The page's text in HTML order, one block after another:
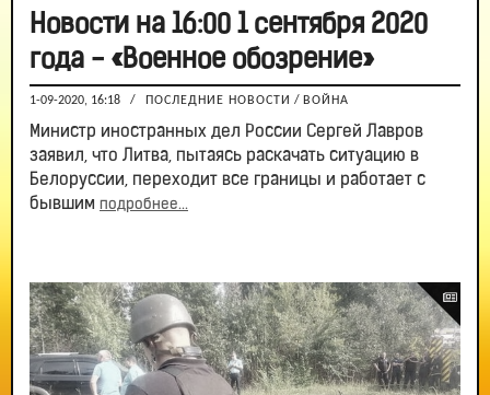
Новости на 16:00 1 сентября 2020
года - «Военное обозрение»
1-09-2020, 16:18 / ПОСЛЕДНИЕ НОВОСТИ / ВОЙНА
Министр иностранных дел России Сергей Лавров
заявил, что Литва, пытаясь раскачать ситуацию в
Белоруссии, переходит все границы и работает с
бывшим подробнее...